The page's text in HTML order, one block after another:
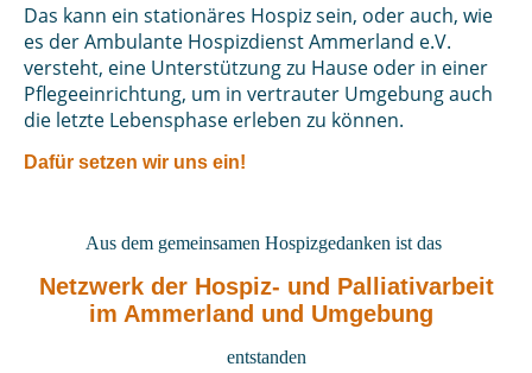
Das kann ein stationäres Hospiz sein, oder auch, wie
es der Ambulante Hospizdienst Ammerland e.V.
versteht, eine Unterstützung zu Hause oder in einer
Pflegeeinrichtung, um in vertrauter Umgebung auch
die letzte Lebensphase erleben zu können.
Dafür setzen wir uns ein!
Aus dem gemeinsamen Hospizgedanken ist das
Netzwerk der Hospiz- und Palliativarbeit
im Ammerland und Umgebung
entstanden